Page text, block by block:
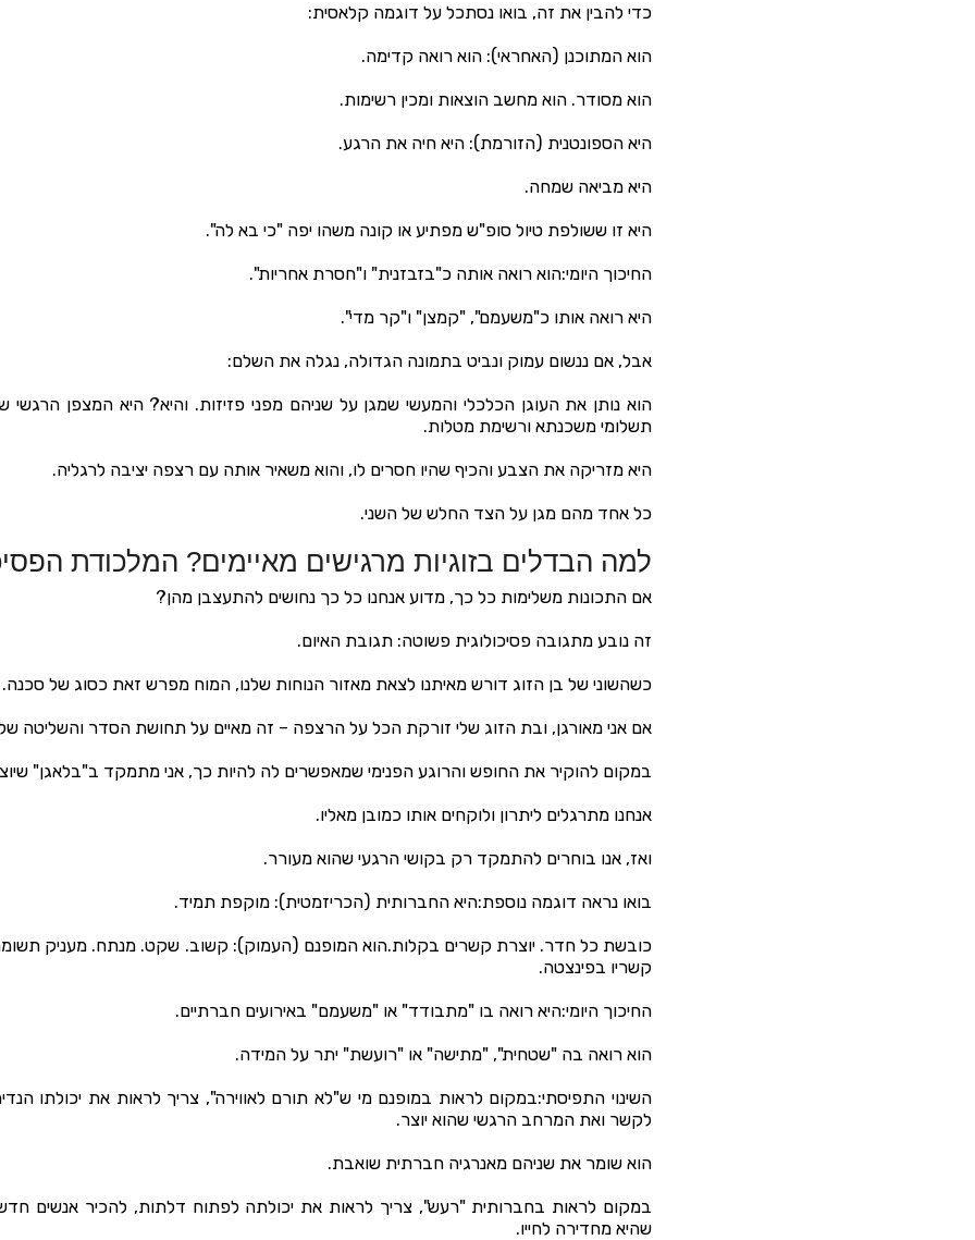
כדי להבין את זה, בואו נסתכל על דוגמה קלאסית:
הוא המתוכנן (האחראי): הוא רואה קדימה.
הוא מסודר. הוא מחשב הוצאות ומכין רשימות.
היא הספונטנית (הזורמת): היא חיה את הרגע.
היא מביאה שמחה.
היא זו ששולפת טיול סופ"ש מפתיע או קונה משהו יפה "כי בא לה".
החיכוך היומי:הוא רואה אותה כ"בזבזנית" ו"חסרת אחריות".
היא רואה אותו כ"משעמם", "קמצן" ו"קר מדי".
אבל, אם ננשום עמוק ונביט בתמונה הגדולה, נגלה את השלם:
הוא נותן את העוגן הכלכלי והמעשי שמגן על שניהם מפני פזיזות. והיא? היא המצפן הרגשי
תשלומי משכנתא ורשימת מטלות.
היא מזריקה את הצבע והכיף שהיו חסרים לו, והוא משאיר אותה עם רצפה יציבה לרגליה.
כל אחד מהם מגן על הצד החלש של השני.
למה הבדלים בזוגיות מרגישים מאיימים? המלכודת
אם התכונות משלימות כל כך, מדוע אנחנו כל כך נחושים להתעצבן מהן?
זה נובע מתגובה פסיכולוגית פשוטה: תגובת האיום.
כשהשוני של בן הזוג דורש מאיתנו לצאת מאזור הנוחות שלנו, המוח מפרש זאת כסוג של סכנה.
אם אני מאורגן, ובת הזוג שלי זורקת הכל על הרצפה – זה מאיים על תחושת הסדר והשליטה
במקום להוקיר את החופש והרוגע הפנימי שמאפשרים לה להיות כך, אני מתמקד ב"בלאגן"
אנחנו מתרגלים ליתרון ולוקחים אותו כמובן מאליו.
ואז, אנו בוחרים להתמקד רק בקושי הרגעי שהוא מעורר.
בואו נראה דוגמה נוספת:היא החברותית (הכריזמטית): מוקפת תמיד.
כובשת כל חדר. יוצרת קשרים בקלות.הוא המופנם (העמוק): קשוב. שקט. מנתח. מעניק
קשריו בפינצטה.
החיכוך היומי:היא רואה בו "מתבודד" או "משעמם" באירועים חברתיים.
הוא רואה בה "שטחית", "מתישה" או "רועשת" יתר על המידה.
השינוי התפיסתי:במקום לראות במופנם מי ש"לא תורם לאווירה", צריך לראות את יכולתו
לקשר ואת המרחב הרגשי שהוא יוצר.
הוא שומר את שניהם מאנרגיה חברתית שואבת.
במקום לראות בחברותית "רעש", צריך לראות את יכולתה לפתוח דלתות, להכיר אנשים
שהיא מחדירה לחייו.